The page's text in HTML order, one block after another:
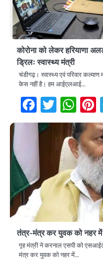
कोरोना को लेकर हरियाणा
ड्रिलः स्वास्थ्य मंत्री
चंडीगढ़। स्वास्थ्य एवं परिवार
केस नहीं है। हम आईएलआई…
तंत्र-मंत्र कर युवक को नहर में
गृह मंत्री ने करनाल एसपी को
मंत्र कर युवक को नहर में…